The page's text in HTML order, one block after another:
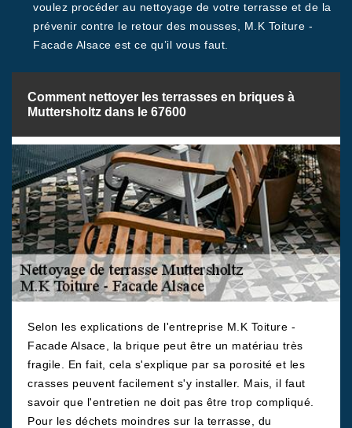
voulez procéder au nettoyage de votre terrasse et de la
prévenir contre le retour des mousses, M.K Toiture -
Facade Alsace est ce qu’il vous faut.
Comment nettoyer les terrasses en briques à
Muttersholtz dans le 67600
Selon les explications de l'entreprise M.K Toiture -
Facade Alsace, la brique peut être un matériau très
fragile. En fait, cela s'explique par sa porosité et les
crasses peuvent facilement s'y installer. Mais, il faut
savoir que l'entretien ne doit pas être trop compliqué.
Pour les déchets moindres sur la terrasse, du